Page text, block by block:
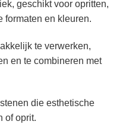
geschikt voor opritten,
formaten en kleuren.
te verwerken,
en te combineren met
die esthetische
of oprit.